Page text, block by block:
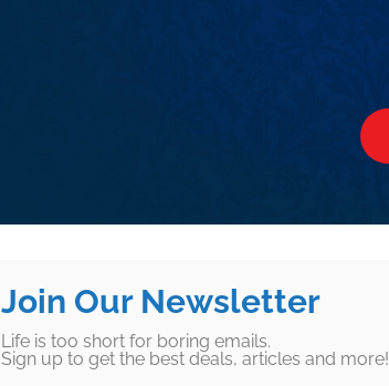
Join Our Newsletter
Life is too short for boring emails.
Sign up to get the best deals, articles and more!